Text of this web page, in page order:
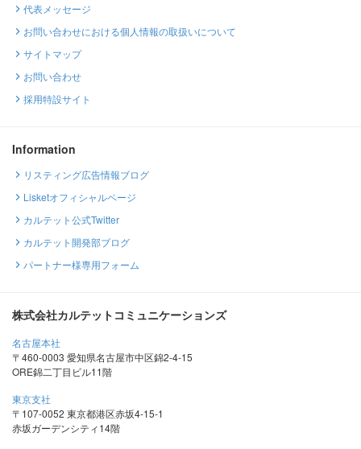
代表メッセージ
お問い合わせにおける個人情報の取扱いについて
サイトマップ
お問い合わせ
採用特設サイト
Information
リスティング広告情報ブログ
Lisketオフィシャルページ
カルテット公式Twitter
カルテット開発部ブログ
パートナー様専用フォーム
株式会社カルテットコミュニケーションズ
名古屋本社
〒460-0003 愛知県名古屋市中区錦2-4-15
ORE錦二丁目ビル11階
東京支社
〒107-0052 東京都港区赤坂4-15-1
赤坂ガーデンシティ14階